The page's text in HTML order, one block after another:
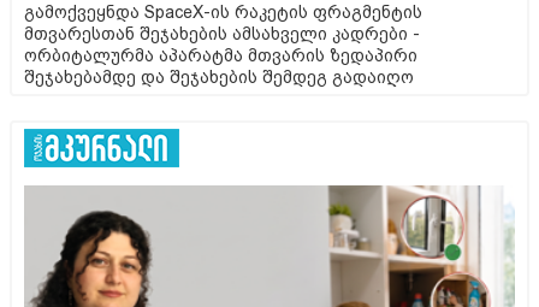
გამოქვეყნდა SpaceX-ის რაკეტის ფრაგმენტის
მთვარესთან შეჯახების ამსახველი კადრები -
ორბიტალურმა აპარატმა მთვარის ზედაპირი
შეჯახებამდე და შეჯახების შემდეგ გადაიღო